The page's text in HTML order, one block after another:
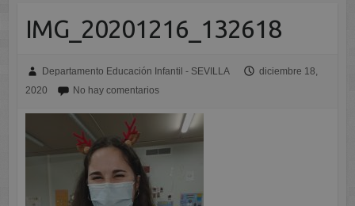
IMG_20201216_132618
Departamento Educación Infantil - SEVILLA
diciembre 18,
2020
No hay comentarios